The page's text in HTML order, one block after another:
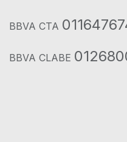
BBVA CTA
BBVA CLABE